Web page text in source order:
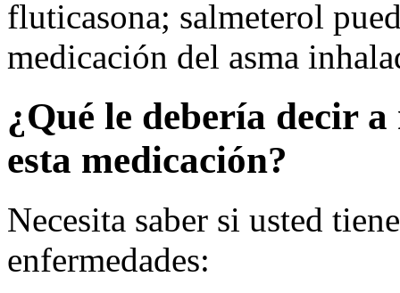
fluticasona; salmeterol
medicación del asma
¿Qué le debería decir
esta medicación?
Necesita saber si usted
enfermedades: